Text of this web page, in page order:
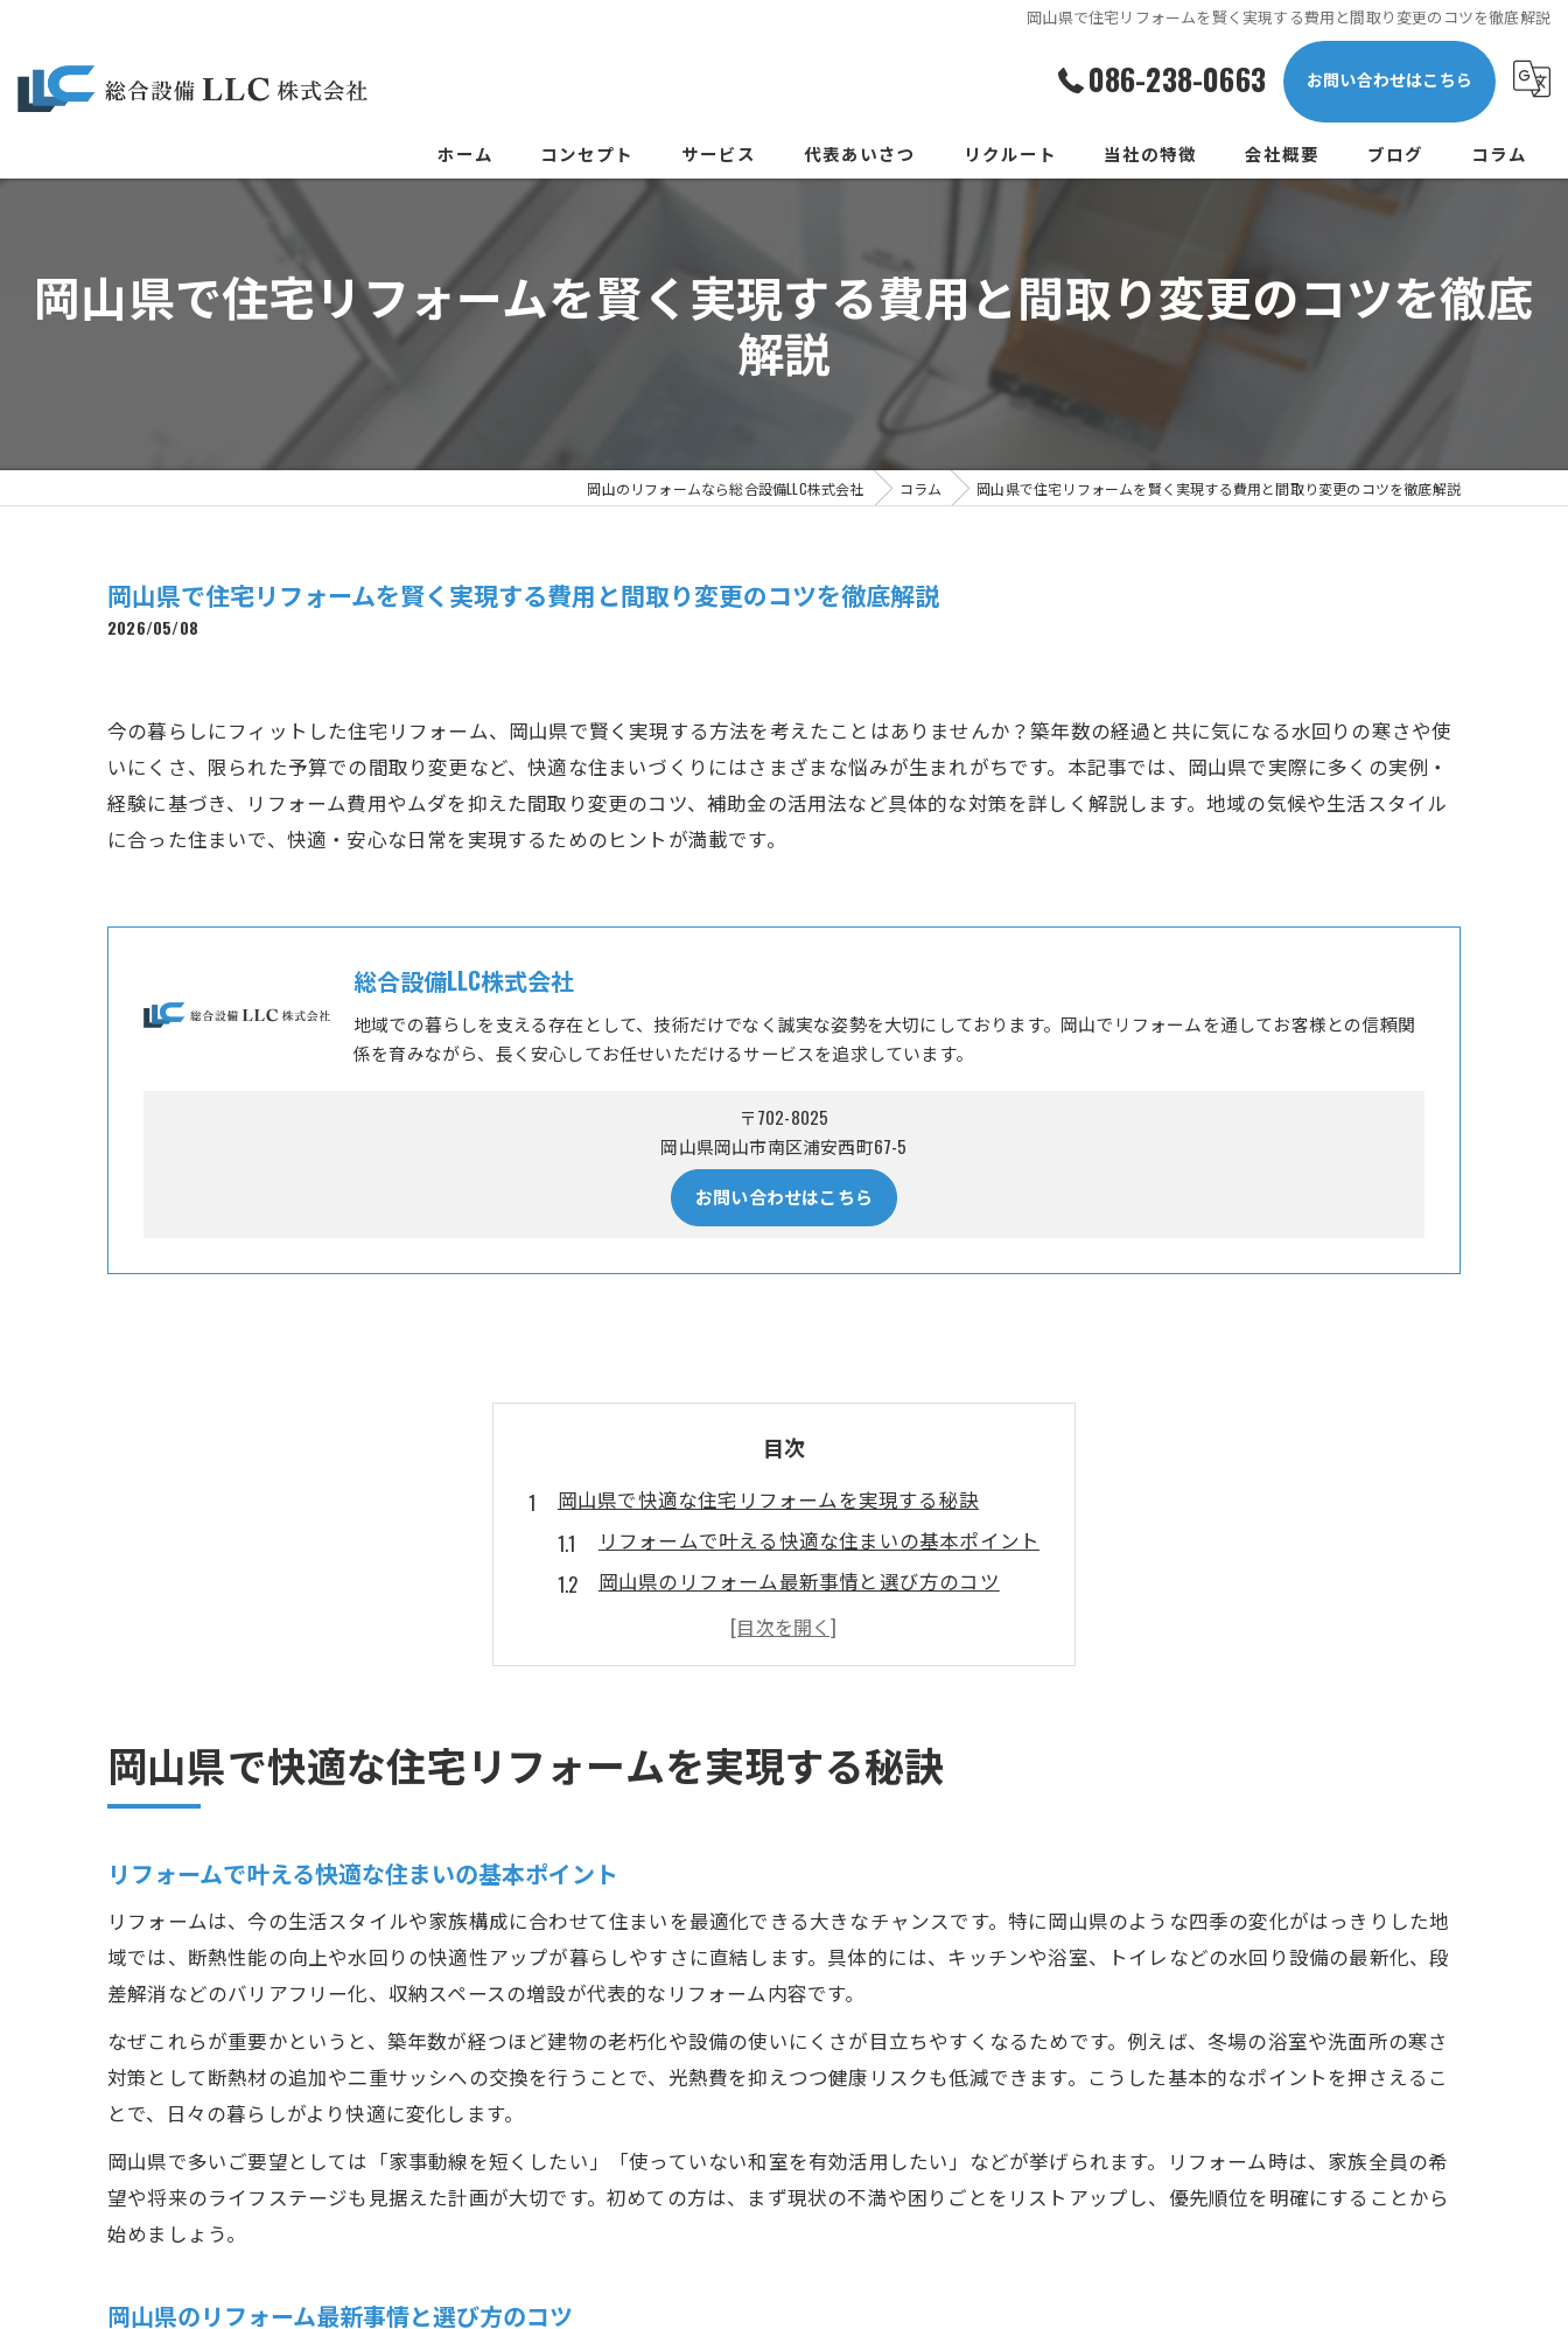
岡山県で住宅リフォームを賢く実現する費用と間取り変更のコツを徹底解説
086-238-0663 お問い合わせはこちら
ホーム コンセプト サービス 代表あいさつ リクルート 当社の特徴
キッチン
会社概要 ブログ コラム
岡山県で住宅リフォームを賢く実現する費用と間取り変更のコツを徹底
解説
岡山のリフォームなら総合設備LLC株式会社 コラム 岡山県で住宅リフォームを賢く実現する費用と間取り変更のコツを徹底解説
岡山県で住宅リフォームを賢く実現する費用と間取り変更のコツを徹底解説
2026/05/08
今の暮らしにフィットした住宅リフォーム、岡山県で賢く実現する方法を考えたことはありませんか？築年数の経過と共に気になる水回りの寒さや使
いにくさ、限られた予算での間取り変更など、快適な住まいづくりにはさまざまな悩みが生まれがちです。本記事では、岡山県で実際に多くの実例・
経験に基づき、リフォーム費用やムダを抑えた間取り変更のコツ、補助金の活用法など具体的な対策を詳しく解説します。地域の気候や生活スタイル
に合った住まいで、快適・安心な日常を実現するためのヒントが満載です。
総合設備LLC株式会社
地域での暮らしを支える存在として、技術だけでなく誠実な姿勢を大切にしております。岡山でリフォームを通してお客様との信頼関
係を育みながら、長く安心してお任せいただけるサービスを追求しています。
〒702-8025
岡山県岡山市南区浦安西町67-5
お問い合わせはこちら
目次
岡山県で快適な住宅リフォームを実現する秘訣
リフォームで叶える快適な住まいの基本ポイント
岡山県のリフォーム最新事情と選び方のコツ
リフォーム成功へ導く優良工務店の見極め方
リフォーム協同組合の活用術と信頼の評判
理想の住まいへ導くリフォームの選び方
リフォームで理想の間取りを実現する工夫
ランキング上位の岡山県リフォーム業者事情
リフォーム成功のための相談ポイント解説
築年数別リフォーム費用の目安と注意点
限られた予算で水回りを一新するコツ解説
水回りリフォームの費用を抑える工夫と施工例
岡山県の補助金活用で水回りを賢くリフォーム
安くおしゃれに水回りを変えるリフォーム法
配管移動を最小限にする間取り変更ポイント
岡山県で快適な住宅リフォームを実現する秘訣
リフォームで叶える快適な住まいの基本ポイント
リフォームは、今の生活スタイルや家族構成に合わせて住まいを最適化できる大きなチャンスです。特に岡山県のような四季の変化がはっきりした地
域では、断熱性能の向上や水回りの快適性アップが暮らしやすさに直結します。具体的には、キッチンや浴室、トイレなどの水回り設備の最新化、段
差解消などのバリアフリー化、収納スペースの増設が代表的なリフォーム内容です。
なぜこれらが重要かというと、築年数が経つほど建物の老朽化や設備の使いにくさが目立ちやすくなるためです。例えば、冬場の浴室や洗面所の寒さ
対策として断熱材の追加や二重サッシへの交換を行うことで、光熱費を抑えつつ健康リスクも低減できます。こうした基本的なポイントを押さえるこ
とで、日々の暮らしがより快適に変化します。
岡山県で多いご要望としては「家事動線を短くしたい」「使っていない和室を有効活用したい」などが挙げられます。リフォーム時は、家族全員の希
望や将来のライフステージも見据えた計画が大切です。初めての方は、まず現状の不満や困りごとをリストアップし、優先順位を明確にすることから
始めましょう。
岡山県のリフォーム最新事情と選び方のコツ